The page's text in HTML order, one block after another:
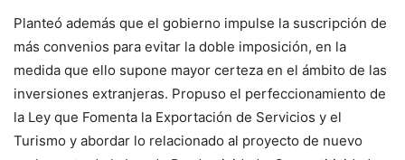
Planteó además que el gobierno impulse la suscripción de
más convenios para evitar la doble imposición, en la
medida que ello supone mayor certeza en el ámbito de las
inversiones extranjeras. Propuso el perfeccionamiento de
la Ley que Fomenta la Exportación de Servicios y el
Turismo y abordar lo relacionado al proyecto de nuevo